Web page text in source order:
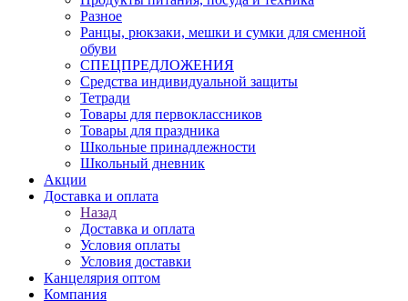
Разное
Ранцы, рюкзаки, мешки и сумки для сменной
обуви
СПЕЦПРЕДЛОЖЕНИЯ
Средства индивидуальной защиты
Тетради
Товары для первоклассников
Товары для праздника
Школьные принадлежности
Школьный дневник
Акции
Доставка и оплата
Назад
Доставка и оплата
Условия оплаты
Условия доставки
Канцелярия оптом
Компания